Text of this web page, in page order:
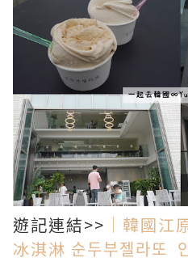
遊記連結>> ｜韓國
冰淇淋 순두부젤라또